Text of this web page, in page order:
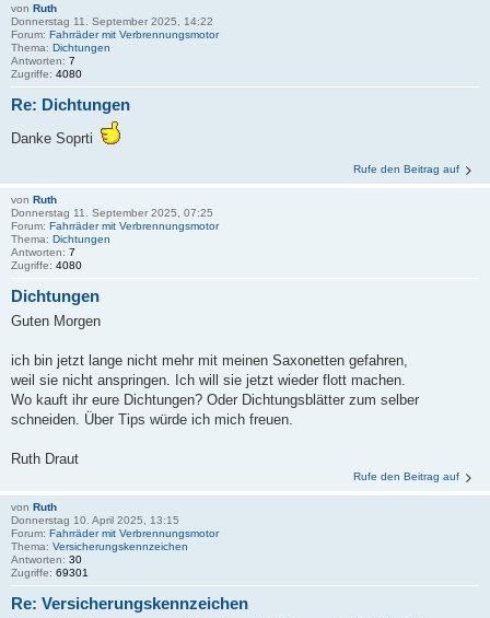
von Ruth
Donnerstag 11. September 2025, 14:22
Forum: Fahrräder mit Verbrennungsmotor
Thema: Dichtungen
Antworten: 7
Zugriffe: 4080
Re: Dichtungen
Danke Soprti
Rufe den Beitrag auf
von Ruth
Donnerstag 11. September 2025, 07:25
Forum: Fahrräder mit Verbrennungsmotor
Thema: Dichtungen
Antworten: 7
Zugriffe: 4080
Dichtungen
Guten Morgen
ich bin jetzt lange nicht mehr mit meinen Saxonetten gefahren,
weil sie nicht anspringen. Ich will sie jetzt wieder flott machen.
Wo kauft ihr eure Dichtungen? Oder Dichtungsblätter zum selber
schneiden. Über Tips würde ich mich freuen.
Ruth Draut
Rufe den Beitrag auf
von Ruth
Donnerstag 10. April 2025, 13:15
Forum: Fahrräder mit Verbrennungsmotor
Thema: Versicherungskennzeichen
Antworten: 30
Zugriffe: 69301
Re: Versicherungskennzeichen